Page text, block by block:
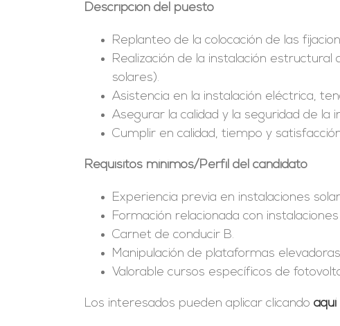
Descripción del puesto
Replanteo de la colocación de las
Realización de la instalación estructural
solares).
Asistencia en la instalación eléctrica,
Asegurar la calidad y la seguridad de la
Cumplir en calidad, tiempo y
Requisitos mínimos/Perfil del candidato
Experiencia previa en instalaciones
Formación relacionada con
Carnet de conducir B.
Manipulación de plataformas
Valorable cursos específicos de
Los interesados pueden aplicar clicando aquí